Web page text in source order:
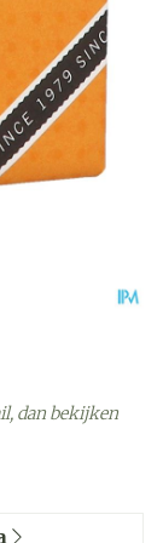
dan bekijken